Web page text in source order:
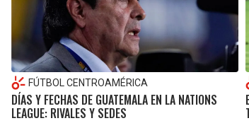
FÚTBOL CENTROAMÉRICA
DÍAS Y FECHAS DE GUATEMALA EN LA NATIONS
LEAGUE: RIVALES Y SEDES